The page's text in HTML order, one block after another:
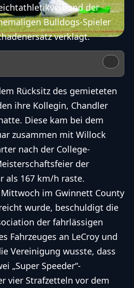
der
Bulldogs-Spieler
verklagt.
Rücksitz des gemieteten
ihre Kollegin, Chandler
Diese kam bei dem
zusammen mit Willock
nach der College-
der
als 167 km/h raste.
im Gwinnett County
wurde, beschuldigt die
der fahrlässigen
Fahrzeuges an LeCroy und
Vereinigung wusste, dass
„Super Speeder“-
vier Strafzetteln vor dem